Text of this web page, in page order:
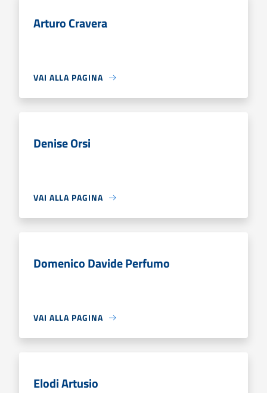
Arturo Cravera
VAI ALLA PAGINA
Denise Orsi
VAI ALLA PAGINA
Domenico Davide Perfumo
VAI ALLA PAGINA
Elodi Artusio